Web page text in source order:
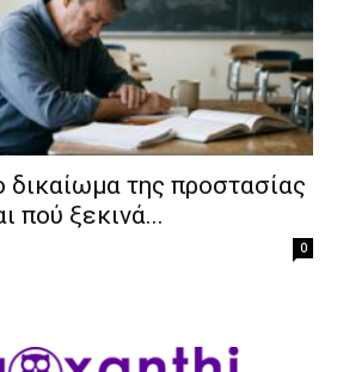
δικαίωμα της προστασίας
πού ξεκινά...
0